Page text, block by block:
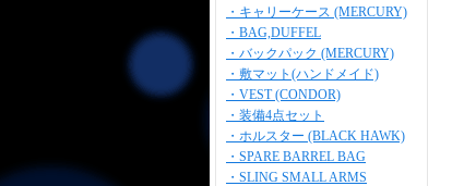
・キャリーケース (MERCURY)
・BAG,DUFFEL
・バックパック (MERCURY)
・敷マット(ハンドメイド)
・VEST (CONDOR)
・装備4点セット
・ホルスター (BLACK HAWK)
・SPARE BARREL BAG
・SLING SMALL ARMS